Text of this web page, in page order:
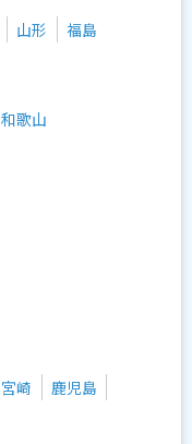
山形 福島
和歌山
宮崎
鹿児島